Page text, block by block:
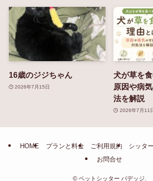
16歳のジジちゃん
2026年7月15日
犬が草を
原因や病
法を解説
2026年7月11
HOME プランと料金 ご利用規約 シッタ
お問合せ
© ペットシッター バデッジ.